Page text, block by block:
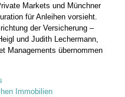
Markets und Münchner
für Anleihen vorsieht.
der Versicherung –
und Judith Lechermann,
Managements übernommen
Immobilien